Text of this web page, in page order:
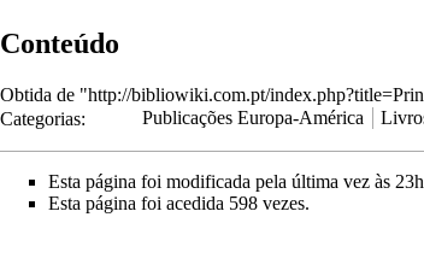
Conteúdo
Obtida de "http://bibliowiki.com.pt/
Categorias: Publicações Europa-América
Esta página foi modificada pela última vez às
Esta página foi acedida 598 vezes.